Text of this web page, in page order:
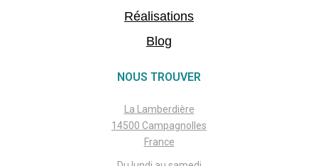
Réalisations
Blog
NOUS TROUVER
La Lamberdière
14500 Campagnolles
France